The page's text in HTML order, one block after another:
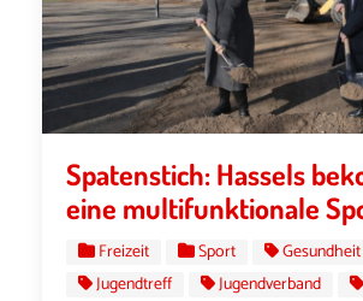
Spatenstich: Hassels
eine multifunktionale
Freizeit Sport
Gesundheit
Jugendtreff
Jugendverband